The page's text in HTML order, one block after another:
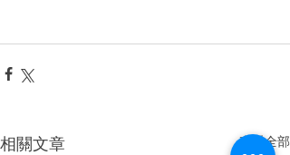
相關文章 查看全部